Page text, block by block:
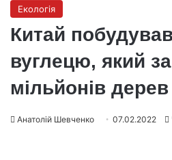
Екологія
Китай
вуглецю, який
мільйонів дерев
Анатолій Шевченко 07.02.2022